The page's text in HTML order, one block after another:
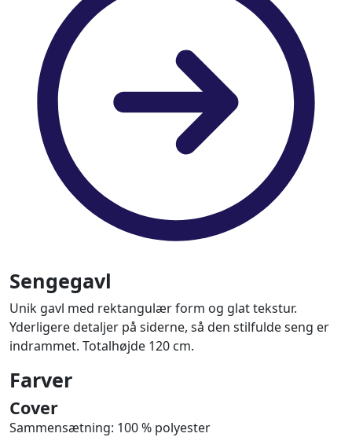
Sengegavl
Unik gavl med rektangulær form og glat tekstur.
Yderligere detaljer på siderne, så den stilfulde seng er
indrammet. Totalhøjde 120 cm.
Farver
Cover
Sammensætning: 100 % polyester